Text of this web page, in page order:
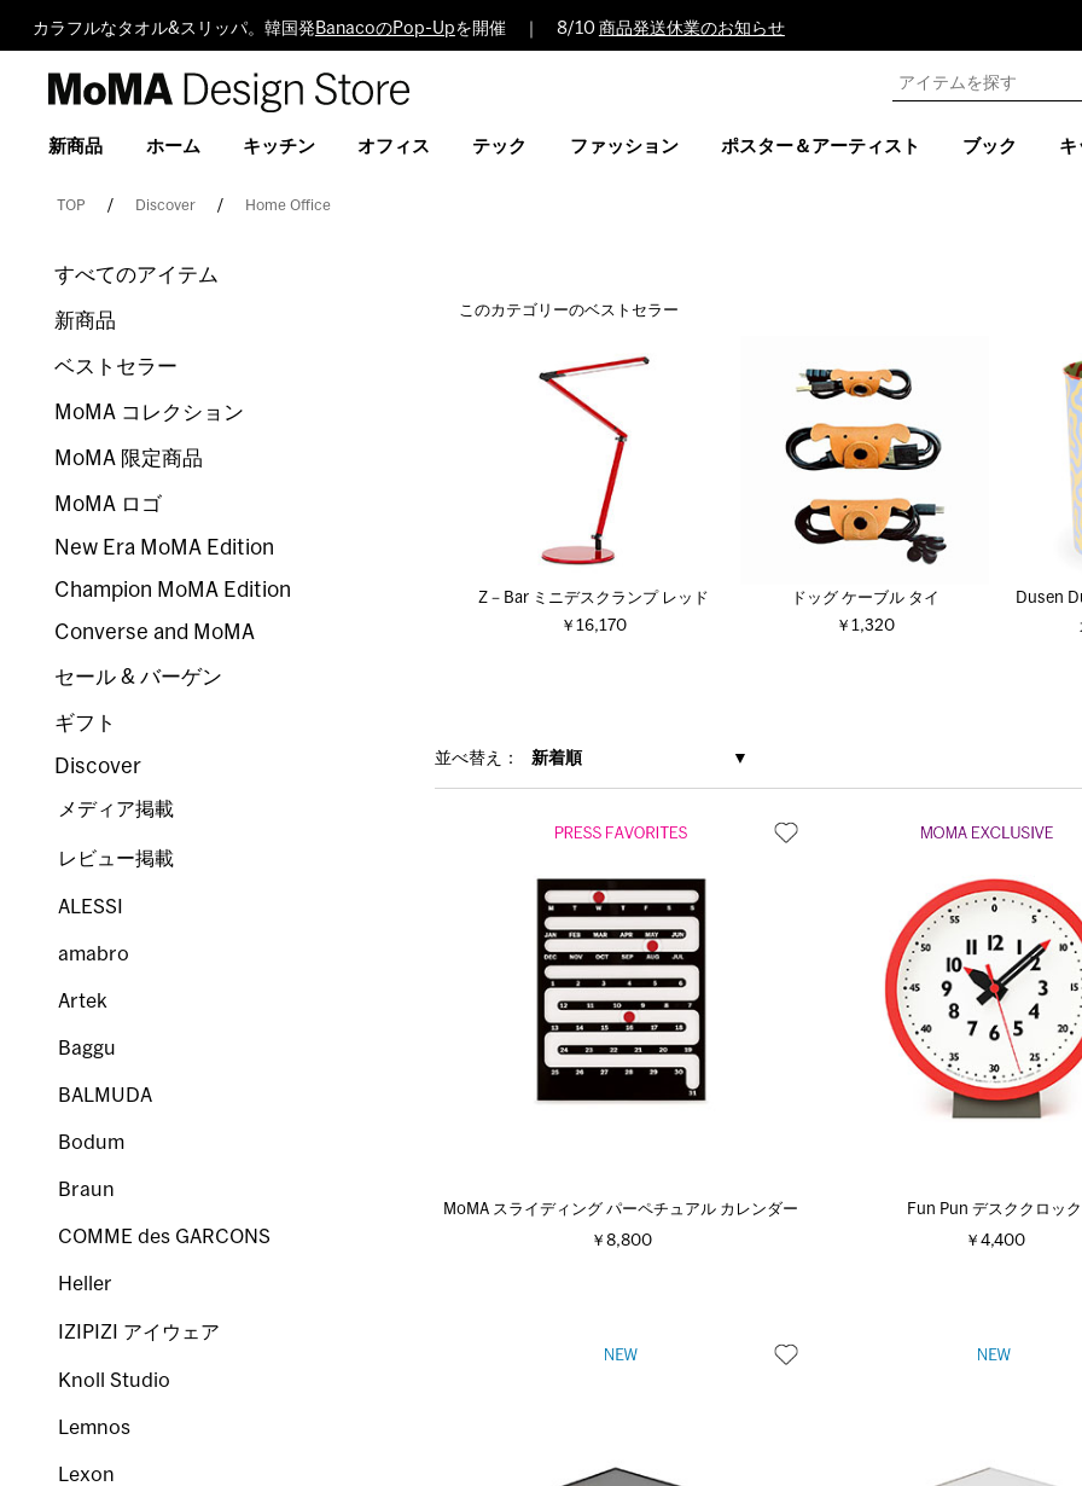
カラフルなタオル&スリッパ。韓国発 BanacoのPop-Upを開催 ｜ 8/10 商品発送休業のお知らせ
Design
新商品 ホーム キッチン オフィス テック ファッション ポスター＆アーティスト ブック キ
TOP Discover Home Office
このカテゴリーのベストセラー
Z－Bar ミニデスクランプ レッド
￥16,170
ドッグ ケーブル タイ
￥1,320
Dusen
並べ替え： 新着順
MoMA スライディング パーペチュアル カレンダー
￥8,800
Fun Pun デスククロック
￥4,400
すべてのアイテム
新商品
ベストセラー
MoMA コレクション
MoMA 限定商品
MoMA ロゴ
New Era MoMA Edition
Champion MoMA Edition
Converse and MoMA
セール & バーゲン
ギフト
Discover
メディア掲載
レビュー掲載
ALESSI
amabro
Artek
Baggu
BALMUDA
Bodum
Braun
COMME des GARCONS
Heller
IZIPIZI アイウェア
Knoll Studio
Lemnos
Lexon